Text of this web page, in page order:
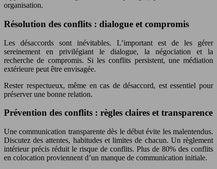
organisation.
Résolution des conflits : dialogue et compromis
Les désaccords sont inévitables. L’important est de les gérer
sereinement en privilégiant le dialogue, la négociation et la
recherche de compromis. Si les conflits persistent, une médiation
extérieure peut être envisagée.
Rester respectueux, même en cas de désaccord, est essentiel pour
préserver une bonne relation.
Prévention des conflits : règles claires et transparence
Une communication transparente dès le début évite les malentendus.
Discutez des attentes, habitudes et limites de chacun. Un règlement
intérieur précis réduit le risque de conflits. Plus de 80% des conflits
en colocation proviennent d’un manque de communication initiale.